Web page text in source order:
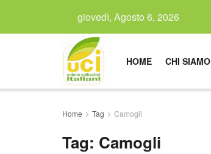
giovedì, Agosto 6, 2026
HOME CHI SIAMO
Home Tag Camogli
Tag: Camogli